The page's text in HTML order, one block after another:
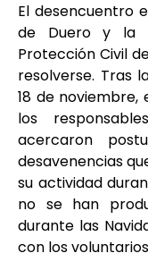
El desencuentro
de Duero y la
Protección Civil
resolverse. Tras
18 de
los
acercaron
desavenencias
su actividad
no se han
durante las
con los